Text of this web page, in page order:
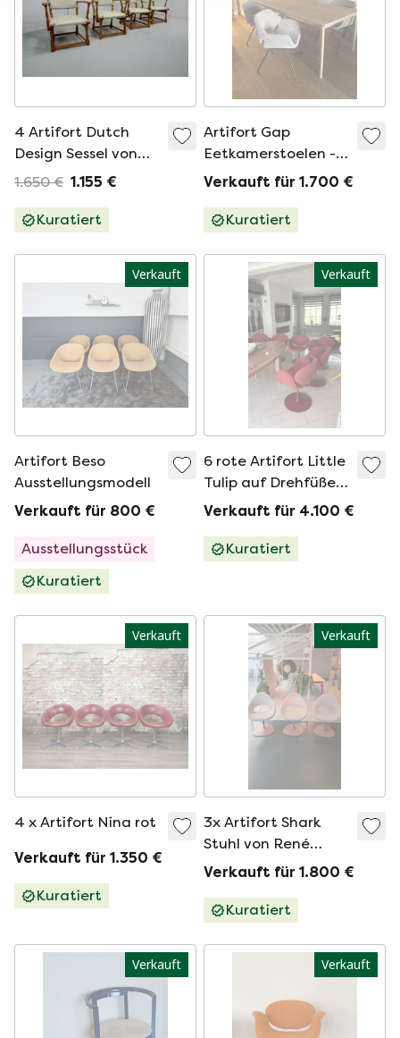
4 Artifort Dutch
Design Sessel von
Theo Ruth für
Jahre
1.650 € 1.155 €
Kuratiert
Artifort Gap
Eetkamerstoelen - 5
(4 im Bild)
Verkauft für 1.700 €
Kuratiert
Verkauft
Artifort Beso
Ausstellungsmodell
Verkauft für 800 €
Ausstellungsstück
Kuratiert
Verkauft
6 rote Artifort Little
Tulip auf Drehfüßen.
1 Jahr alt
Verkauft für 4.100 €
Kuratiert
Verkauft
4 x Artifort Nina rot
Verkauft für 1.350 €
Kuratiert
Verkauft
3x Artifort Shark
Stuhl von René
Holten
Verkauft für 1.800 €
Kuratiert
Verkauft Verkauft